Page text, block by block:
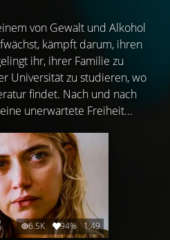
von Gewalt und Alkohol
kämpft darum, ihren
ihr, ihrer Familie zu
Universität zu studieren, wo
findet. Nach und nach
unerwartete Freiheit...
6.5K 94% 1:49